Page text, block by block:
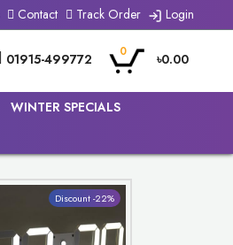
Contact Track Order Login
01915-499772 0 ৳0.00
WINTER SPECIALS
Discount -22%